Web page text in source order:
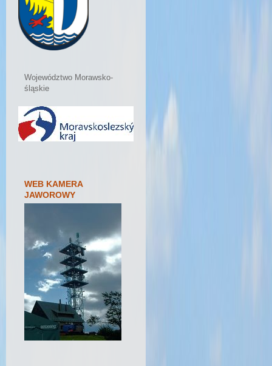
Województwo Morawsko-
śląskie
WEB KAMERA
JAWOROWY